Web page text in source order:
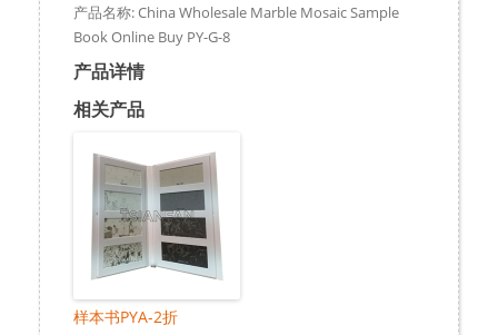
产品名称: China Wholesale Marble Mosaic Sample
Book Online Buy PY-G-8
产品详情
相关产品
样本书PYA-2折